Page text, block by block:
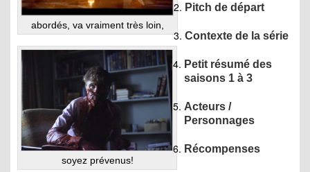
abordés, va vraiment très loin,
soyez prévenus!
Pitch de départ
Contexte de la série
Petit résumé des
saisons 1 à 3
Acteurs /
Personnages
Récompenses